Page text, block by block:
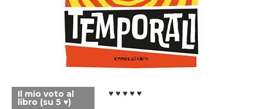
Il mio voto al
libro (su 5 ♥)
♥ ♥ ♥ ♥ ♥